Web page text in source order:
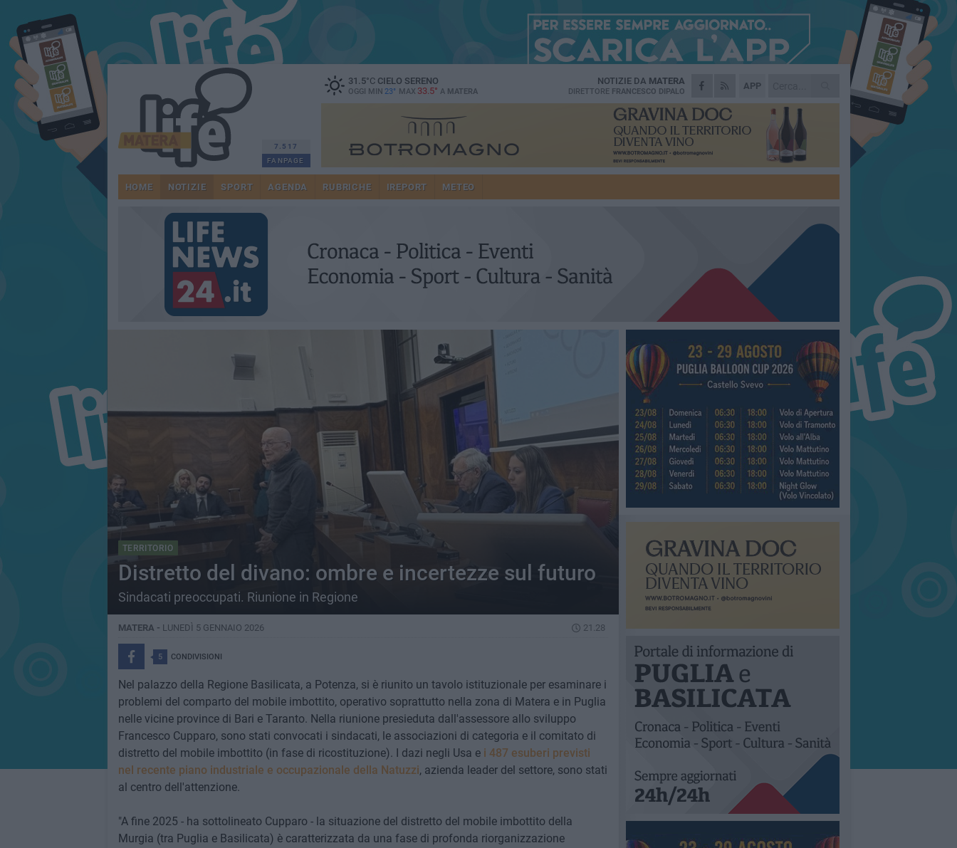
7.517
FANPAGE
31.5°CCIELO SERENO
OGGI MIN 23° MAX 33.5° A MATERA
APP
NOTIZIE DA MATERA
DIRETTORE FRANCESCO DIPALO
HOME NOTIZIE SPORT AGENDA RUBRICHE IREPORT METEO
TERRITORIO
Distretto del divano: ombre e incertezze sul futuro
Sindacati preoccupati. Riunione in Regione
MATERA - LUNEDÌ 5 GENNAIO 2026 21.28
5 CONDIVISIONI
Nel palazzo della Regione Basilicata, a Potenza, si è riunito un tavolo istituzionale per esaminare i
problemi del comparto del mobile imbottito, operativo soprattutto nella zona di Matera e in Puglia
nelle vicine province di Bari e Taranto. Nella riunione presieduta dall'assessore allo sviluppo
Francesco Cupparo, sono stati convocati i sindacati, le associazioni di categoria e il comitato di
distretto del mobile imbottito (in fase di ricostituzione). I dazi negli Usa e i 487 esuberi previsti
nel recente piano industriale e occupazionale della Natuzzi, azienda leader del settore, sono stati
al centro dell'attenzione.
"A fine 2025 - ha sottolineato Cupparo - la situazione del distretto del mobile imbottito della
Murgia (tra Puglia e Basilicata) è caratterizzata da una fase di profonda riorganizzazione